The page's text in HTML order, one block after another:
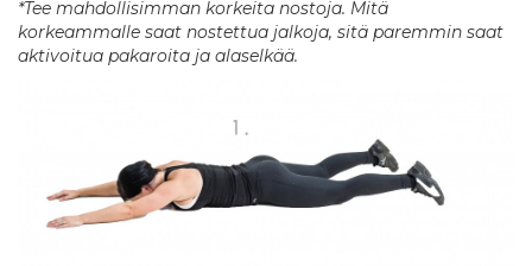
*Tee mahdollisimman korkeita nostoja. Mitä
korkeammalle saat nostettua jalkoja, sitä paremmin saat
aktivoitua pakaroita ja alaselkää.